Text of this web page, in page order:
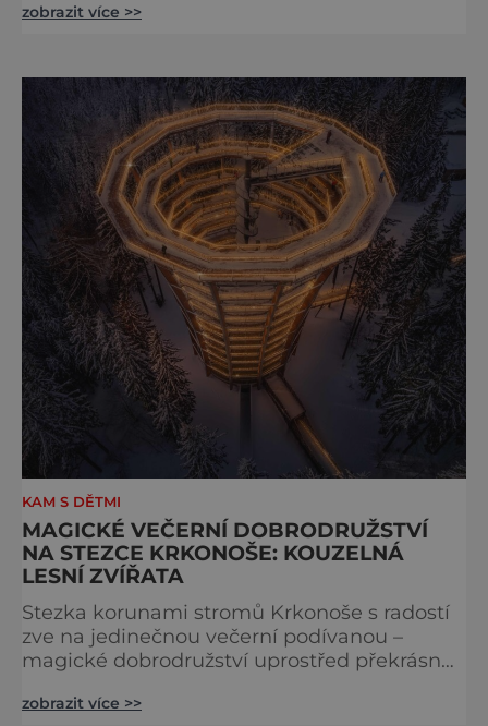
chutí, vůní i tradic, které dokonale umocní
parku, kde se nachází populární zážitková a
naučná Stezka korunami stromů Krkonoše
se stylovou restaurací V kor
zobrazit více >>
KAM S DĚTMI
MAGICKÉ VEČERNÍ DOBRODRUŽSTVÍ
NA STEZCE KRKONOŠE: KOUZELNÁ
LESNÍ ZVÍŘATA
Stezka korunami stromů Krkonoše s radostí
zve na jedinečnou večerní podívanou –
magické dobrodružství uprostřed překrásné
února do 17. března, se návštěvníci Krkonoš
zobrazit více >>